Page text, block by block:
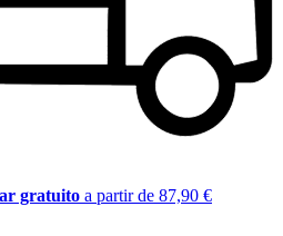
gratuito a partir de 87,90 €